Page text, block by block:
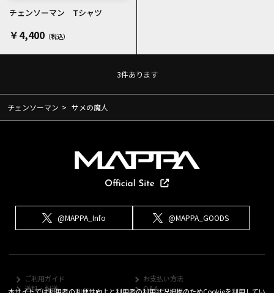
チェンソーマン Tシャツ
￥4,400
3件あります
チェンソーマン > サメの魔人
@MAPPA_Info @MAPPA_GOODS
ご利用ガイド
お支払い方法
送料・配送
Q&A
本サイトでは利用者の利便性向上と利用者の利用状況把握のためCookieを利用してい